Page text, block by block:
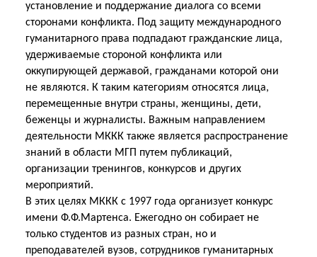
установление и поддержание диалога со всеми
сторонами конфликта. Под защиту международного
гуманитарного права подпадают гражданские лица,
удерживаемые стороной конфликта или
оккупирующей державой, гражданами которой они
не являются. К таким категориям относятся лица,
перемещенные внутри страны, женщины, дети,
беженцы и журналисты. Важным направлением
деятельности МККК также является распространение
знаний в области МГП путем публикаций,
организации тренингов, конкурсов и других
мероприятий.
В этих целях МККК с 1997 года организует конкурс
имени Ф.Ф.Мартенса. Ежегодно он собирает не
только студентов из разных стран, но и
преподавателей вузов, сотрудников гуманитарных